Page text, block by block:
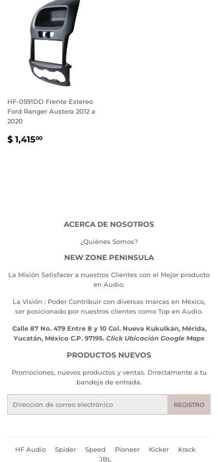
HF-0591DD Frente Estereo
Ford Ranger Austera 2012 a
2020
PRECIO
$ 1,41500
ACERCA DE NOSOTROS
¿Quiénes Somos?
NEW ZONE PENINSULA
La Misión Satisfacer a nuestros Clientes con el Mejor producto
en Audio.
La Visión : Poder Contribuir con diversas marcas en México,
ser posicionado por nuestros clientes como Top en Audio.
Calle 87 No. 479 Entre 8 y 10 Col. Nueva Kukulkán, Mérida,
Yucatán, México C.P. 97195. Click Ubicación Google Maps
PRODUCTOS NUEVOS
Promociones, nuevos productos y ventas. Directamente a tu
bandeja de entrada.
REGISTRO
HF Audio Spider Speed Pioneer Kicker
Krack
JBL